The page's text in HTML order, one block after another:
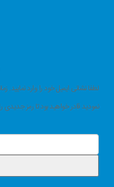
لطفا نشانی ایمیل خود را وارد نمایید.
نمودید قادر خواهید بود تا رمز جدیدی را